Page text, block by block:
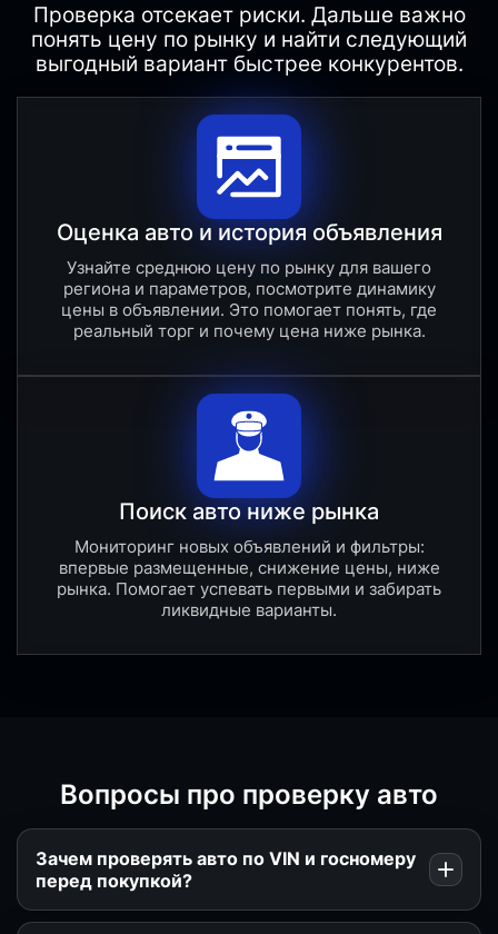
Проверка отсекает риски. Дальше важно
понять цену по рынку и найти следующий
выгодный вариант быстрее конкурентов.
Оценка авто и история объявления
Узнайте среднюю цену по рынку для вашего
региона и параметров, посмотрите динамику
цены в объявлении. Это помогает понять, где
реальный торг и почему цена ниже рынка.
Поиск авто ниже рынка
Мониторинг новых объявлений и фильтры:
впервые размещенные, снижение цены, ниже
рынка. Помогает успевать первыми и забирать
ликвидные варианты.
Вопросы про проверку авто
Зачем проверять авто по VIN и госномеру
перед покупкой?